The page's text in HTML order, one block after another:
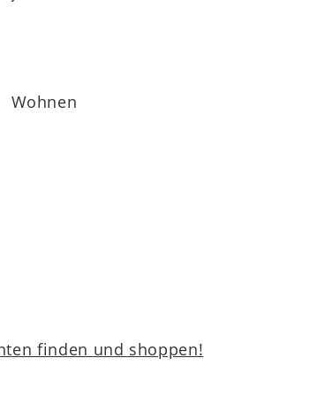
Wohnen
finden und shoppen!